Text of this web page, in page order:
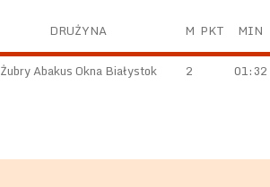
DRUŻYNA M PKT MIN
Żubry Abakus Okna Białystok 2 01:32